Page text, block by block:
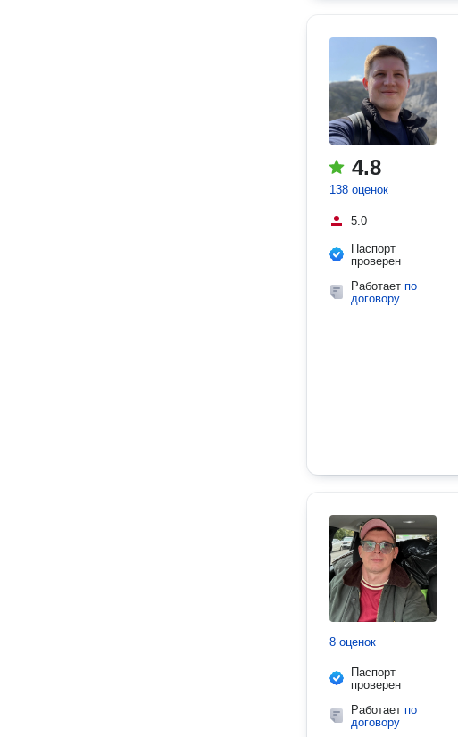
4.8
138 оценок
5.0
Паспорт
проверен
Работает по
договору
8 оценок
Паспорт
проверен
Работает по
договору